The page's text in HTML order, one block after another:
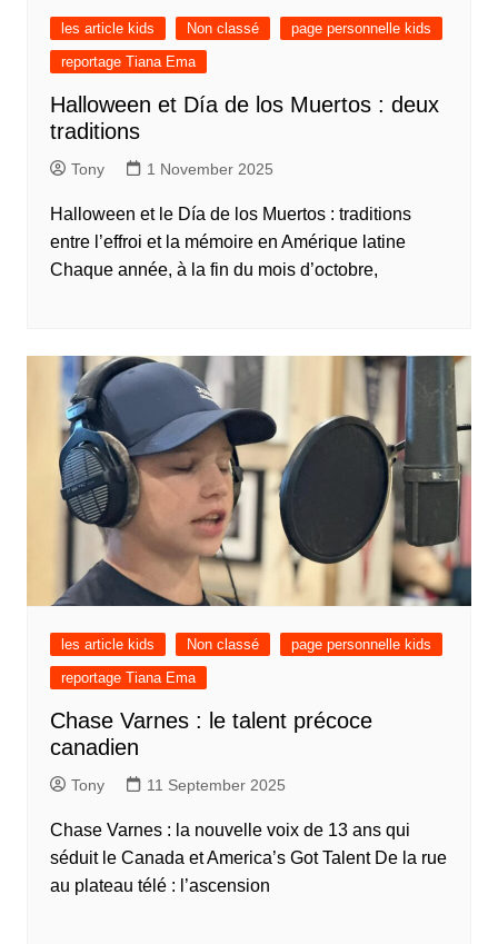
les article kids Non classé
page personnelle kids
reportage Tiana Ema
Halloween et Día de los Muertos : deux
traditions
Tony 1 November 2025
Halloween et le Día de los Muertos : traditions
entre l’effroi et la mémoire en Amérique latine
Chaque année, à la fin du mois d’octobre,
les article kids Non classé
page personnelle kids
reportage Tiana Ema
Chase Varnes : le talent précoce
canadien
Tony 11 September 2025
Chase Varnes : la nouvelle voix de 13 ans qui
séduit le Canada et America’s Got Talent De la rue
au plateau télé : l’ascension